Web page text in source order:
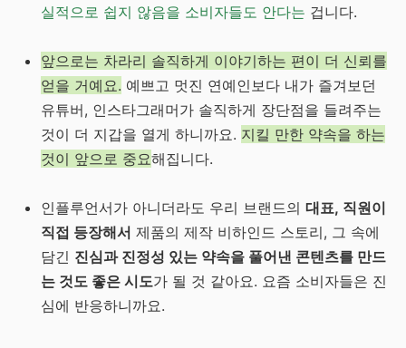
실적으로 쉽지 않음을 소비자들도 안다는 겁니다.
앞으로는 차라리 솔직하게 이야기하는 편이 더 신뢰를
얻을 거예요. 예쁘고 멋진 연예인보다 내가 즐겨보던
유튜버, 인스타그래머가 솔직하게 장단점을 들려주는
것이 더 지갑을 열게 하니까요. 지킬 만한 약속을 하는
것이 앞으로 중요해집니다.
인플루언서가 아니더라도 우리 브랜드의 대표, 직원이
직접 등장해서 제품의 제작 비하인드 스토리, 그 속에
담긴 진심과 진정성 있는 약속을 풀어낸 콘텐츠를 만드
는 것도 좋은 시도가 될 것 같아요. 요즘 소비자들은 진
심에 반응하니까요.